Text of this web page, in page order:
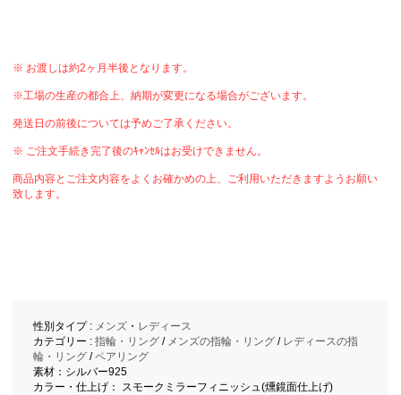
※ お渡しは約2ヶ月半後となります。
※工場の生産の都合上、納期が変更になる場合がございます。
発送日の前後については予めご了承ください。
※ ご注文手続き完了後のｷｬﾝｾﾙはお受けできません。
商品内容とご注文内容をよくお確かめの上、ご利用いただきますようお願い
致します。
性別タイプ : メンズ・ レディース
カテゴリー : 指輪・リング/ メンズの指輪・リング/ レディースの指
輪・リング/ペアリング
素材：シルバー925
カラー・仕上げ： スモークミラーフィニッシュ(燻鏡面仕上げ)